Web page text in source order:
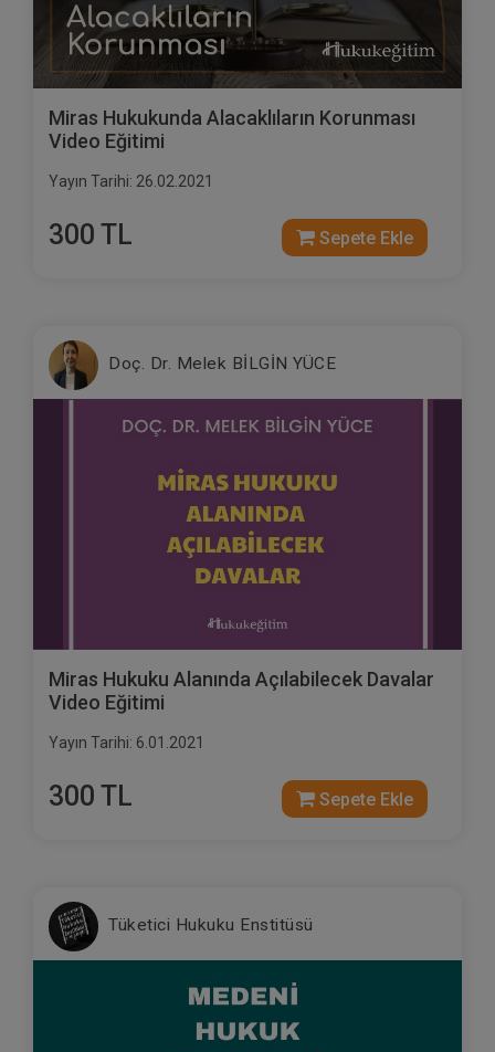
Miras Hukukunda Alacaklıların Korunması
Video Eğitimi
Yayın Tarihi: 26.02.2021
300 TL Sepete Ekle
Doç. Dr. Melek BİLGİN YÜCE
Miras Hukuku Alanında Açılabilecek Davalar
Video Eğitimi
Yayın Tarihi: 6.01.2021
300 TL Sepete Ekle
Tüketici Hukuku Enstitüsü